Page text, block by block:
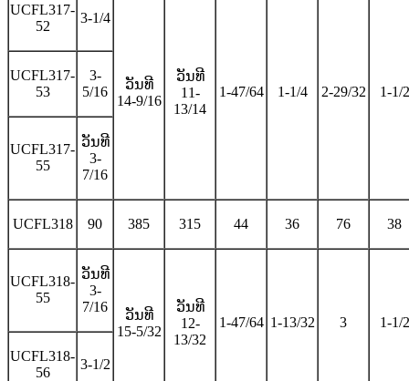
UCFL317-
52
3-1/4
ວັນທີ
14-9/16
ວັນທີ
11-
13/14
1-47/64 1-1/4 2-29/32 1-1/2
UCFL317-
53
3-
5/16
UCFL317-
55
ວັນທີ
3-
7/16
UCFL318 90 385 315 44 36 76 38
UCFL318-
55
ວັນທີ
3-
7/16
ວັນທີ
15-5/32
ວັນທີ
12-
13/32
1-47/64 1-13/32 3 1-1/2
UCFL318-
56
3-1/2